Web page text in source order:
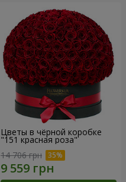
Цветы в чёрной коробке
"151 красная роза"
14 706 грн